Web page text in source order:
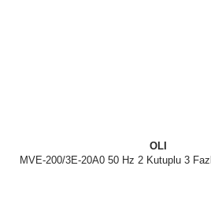
OLI
MVE-200/3E-20A0 50 Hz 2 Kutuplu 3